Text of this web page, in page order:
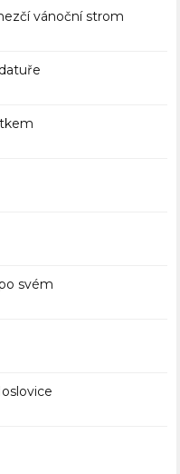
vánoční strom
svém